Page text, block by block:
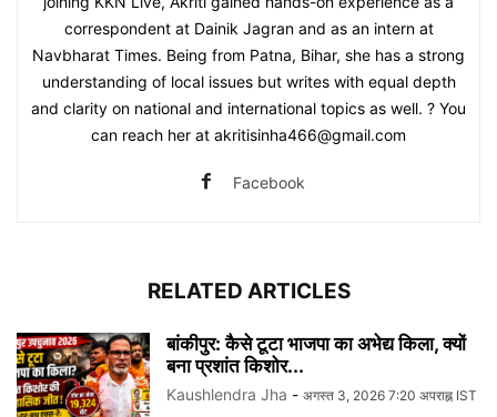
correspondent at Dainik Jagran and as an intern at
Navbharat Times. Being from Patna, Bihar, she has a strong
understanding of local issues but writes with equal depth
and clarity on national and international topics as well. ? You
can reach her at akritisinha466@gmail.com
Facebook
RELATED ARTICLES
बांकीपुर: कैसे टूटा भाजपा का अभेद्य किला, क्यों
बना प्रशांत किशोर...
Kaushlendra Jha - अगस्त 3, 2026 7:20 अपराह्न IST